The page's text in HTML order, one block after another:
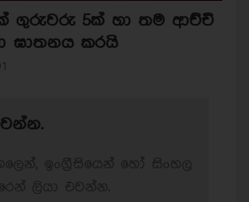
ගුරුවරු 5ක් හා තම ආච්චි
ඝාතනය කරයි